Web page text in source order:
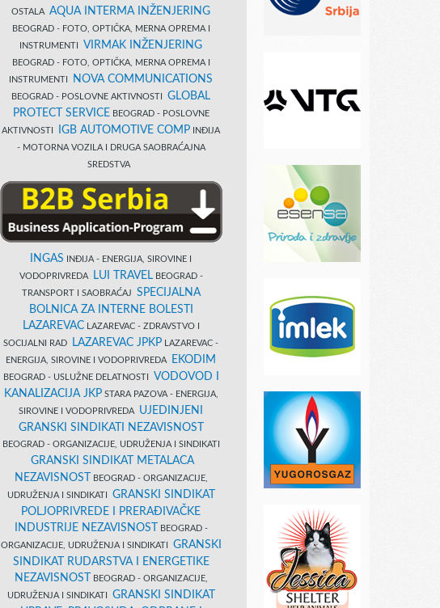
OSTALA AQUA INTERMA INŽENJERING
BEOGRAD - FOTO, OPTIČKA, MERNA OPREMA I
INSTRUMENTI VIRMAK INŽENJERING
BEOGRAD - FOTO, OPTIČKA, MERNA OPREMA I
INSTRUMENTI
NOVA COMMUNICATIONS
BEOGRAD - POSLOVNE AKTIVNOSTI GLOBAL
PROTECT SERVICE BEOGRAD - POSLOVNE
AKTIVNOSTI
IGB AUTOMOTIVE COMP INĐIJA
- MOTORNA VOZILA I DRUGA SAOBRAĆAJNA
SREDSTVA
INGAS INĐIJA - ENERGIJA, SIROVINE I
VODOPRIVREDA
LUI TRAVELBEOGRAD -
TRANSPORT I SAOBRAĆAJ SPECIJALNA
BOLNICA ZA INTERNE BOLESTI
LAZAREVACLAZAREVAC - ZDRAVSTVO I
SOCIJALNI RAD
LAZAREVAC JPKP LAZAREVAC -
ENERGIJA, SIROVINE I VODOPRIVREDA
EKODIM
BEOGRAD - USLUŽNE DELATNOSTI VODOVOD I
KANALIZACIJA JKPSTARA PAZOVA - ENERGIJA,
SIROVINE I VODOPRIVREDA UJEDINJENI
GRANSKI SINDIKATI NEZAVISNOST
BEOGRAD - ORGANIZACIJE, UDRUŽENJA I SINDIKATI
GRANSKI SINDIKAT METALACA
NEZAVISNOST
BEOGRAD - ORGANIZACIJE,
UDRUŽENJA I SINDIKATI GRANSKI SINDIKAT
POLJOPRIVREDE I PRERAĐIVAČKE
INDUSTRIJE NEZAVISNOST
BEOGRAD -
ORGANIZACIJE, UDRUŽENJA I SINDIKATI GRANSKI
SINDIKAT RUDARSTVA I ENERGETIKE
NEZAVISNOST
BEOGRAD - ORGANIZACIJE,
UDRUŽENJA I SINDIKATI GRANSKI SINDIKAT